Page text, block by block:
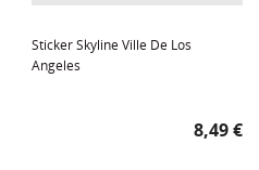
Sticker Skyline Ville De Los
Angeles
Prix
8,49 €